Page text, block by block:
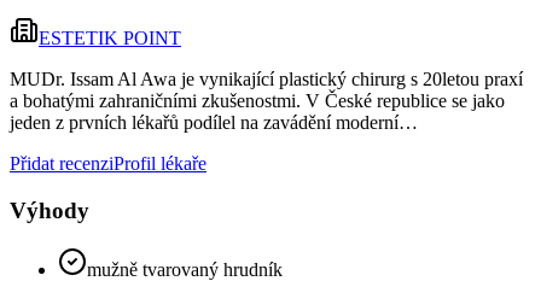
ESTETIK POINT
MUDr. Issam Al Awa je vynikající plastický chirurg s 20letou praxí
a bohatými zahraničními zkušenostmi. V České republice se jako
jeden z prvních lékařů podílel na zavádění moderní…
Přidat recenziProfil lékaře
Výhody
mužně tvarovaný hrudník